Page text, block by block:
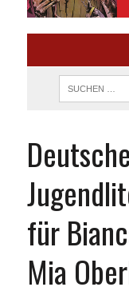
für
Mia